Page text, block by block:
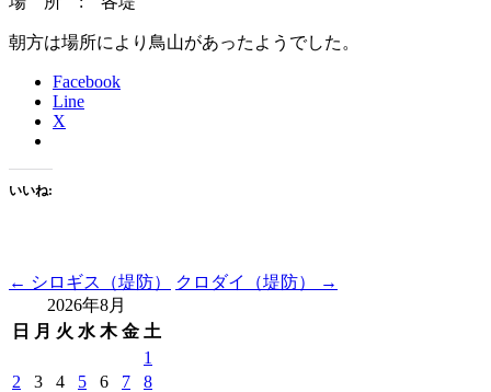
朝方は場所により鳥山があったようでした。
Facebook
Line
X
いいね:
Post
navigation
← シロギス（堤防） クロダイ（堤防）
→
2026年8月
日
月 火 水 木 金 土
1
2
3 4 5 6 7
8